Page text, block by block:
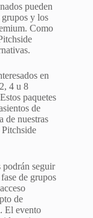
pueden
grupos y los
Como
en
4 u 8
paquetes
de
de nuestras
podrán seguir
de grupos
de
El evento